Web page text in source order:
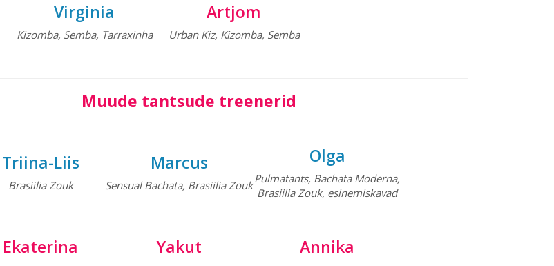
Virginia
Kizomba, Semba, Tarraxinha
Artjom
Urban Kiz, Kizomba, Semba
Muude tantsude treenerid
Triina-Liis
Brasiilia Zouk
Marcus
Sensual Bachata, Brasiilia Zouk
Olga
Pulmatants, Bachata Moderna,
Brasiilia Zouk, esinemiskavad
Ekaterina Yakut Annika